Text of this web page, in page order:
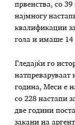
првенства, со
најмногу
квалификации
гола и имаше 14
Гледајќи го
натпреваруваат
година, Меси е
со 228 настапи
две години
закани на